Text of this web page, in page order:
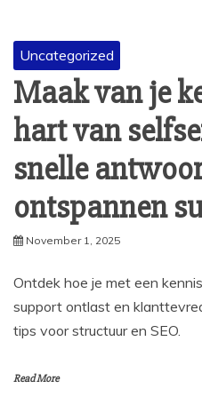
Uncategorized
Maak van je
hart van
snelle
ontspannen
November 1, 2025
Ontdek hoe je met een
support ontlast en
tips voor structuur en SEO.
Read More